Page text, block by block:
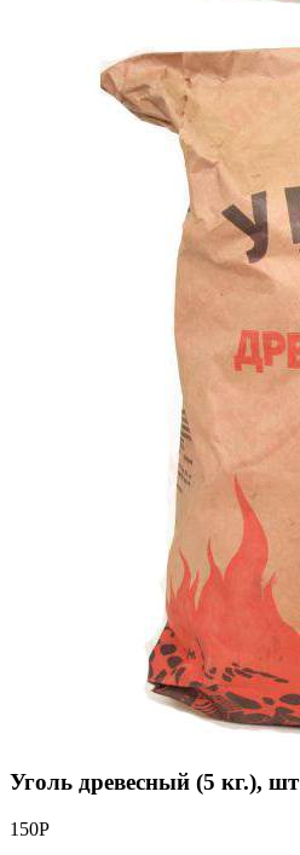
Уголь древесный (5 кг.), шт
150Р